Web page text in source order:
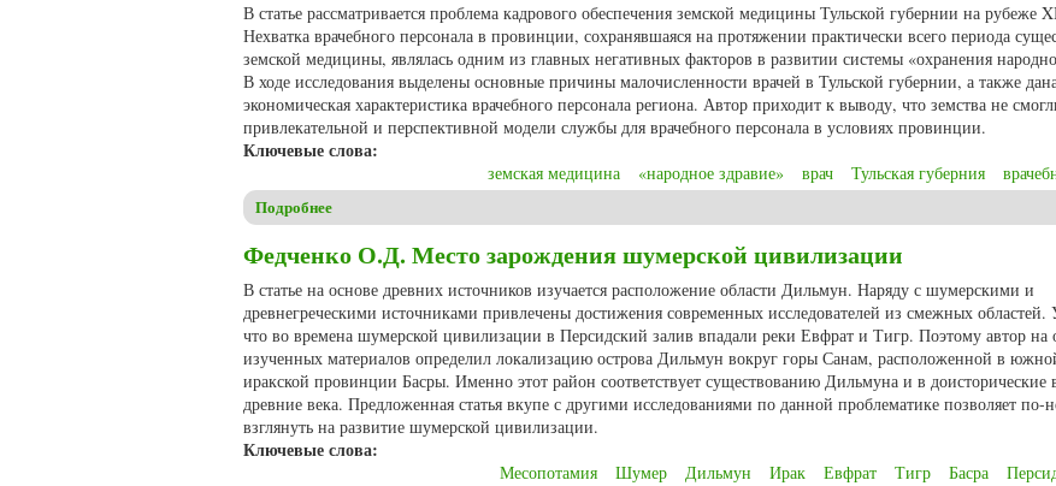
В статье рассматривается проблема кадрового обеспечения земской медицины Тульской губернии на рубеже
Нехватка врачебного персонала в провинции, сохранявшаяся на протяжении практически всего периода
земской медицины, являлась одним из главных негативных факторов в развитии системы «охранения
В ходе исследования выделены основные причины малочисленности врачей в Тульской губернии, а также
экономическая характеристика врачебного персонала региона. Автор приходит к выводу, что земства не
привлекательной и перспективной модели службы для врачебного персонала в условиях провинции.
Ключевые слова:
земская медицина «народное здравие» врач Тульская губерния
Подробнее
Федченко О.Д. Место зарождения шумерской цивилизации
В статье на основе древних источников изучается расположение области Дильмун. Наряду с шумерскими и
древнегреческими источниками привлечены достижения современных исследователей из смежных областей.
что во времена шумерской цивилизации в Персидский залив впадали реки Евфрат и Тигр. Поэтому автор на
изученных материалов определил локализацию острова Дильмун вокруг горы Санам, расположенной в
иракской провинции Басры. Именно этот район соответствует существованию Дильмуна и в доисторические
древние века. Предложенная статья вкупе с другими исследованиями по данной проблематике позволяет по-
взглянуть на развитие шумерской цивилизации.
Ключевые слова:
Месопотамия Шумер Дильмун Ирак Евфрат Тигр Басра